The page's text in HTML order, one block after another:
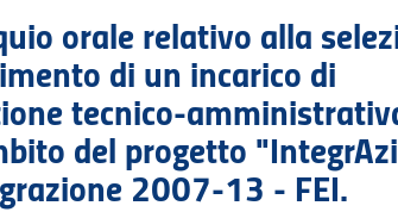
orale relativo alla
di un incarico di
tecnico-
del progetto
2007-13 - FEI.